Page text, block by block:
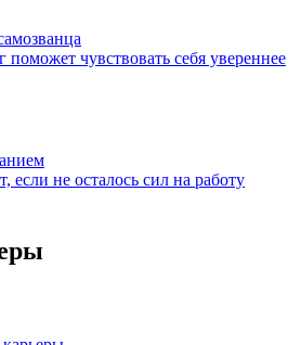
чувствовать себя увереннее
если не осталось сил на работу